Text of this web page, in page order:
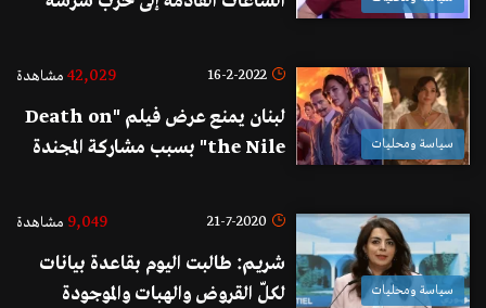
جنون تضرب المؤسسات وسط خشية
يتقبل المشاكل
سياسة ومحليات
16-2-2022
42,029 مشاهدة
لبنان يمنع عرض فيلم "Death on
the Nile" بسبب مشاركة المجندة
بطولته
سياسة ومحليات
21-7-2020
9,049 مشاهدة
شريم: طالبت اليوم بقاعدة بيانات
لكلّ القروض والهبات والموجودة